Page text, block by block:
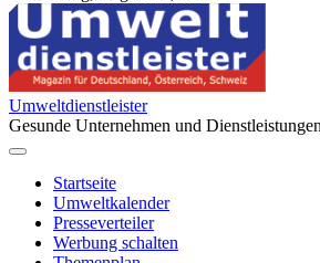
StuttgartApotheke.com
Umweltdienstleister
Gesunde Unternehmen und
Startseite
Umweltkalender
Presseverteiler
Werbung schalten